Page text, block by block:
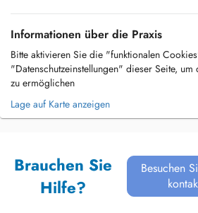
Informationen über die Praxis
Bitte aktivieren Sie die "funktionalen
"Datenschutzeinstellungen" dieser Seite, um
zu ermöglichen
Lage auf Karte anzeigen
Brauchen Sie
Hilfe?
Besuchen